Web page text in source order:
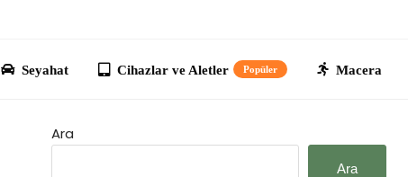
Ara
Ara